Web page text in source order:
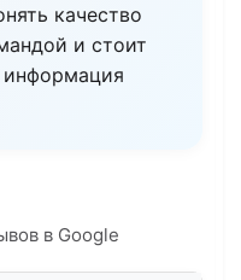
качество
и стоит
в Google